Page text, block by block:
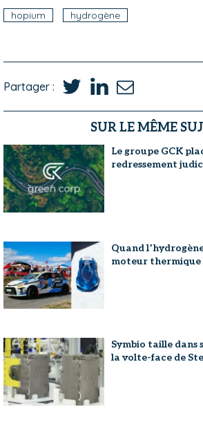
hopium hydrogène
Partager :
SUR LE MÊME
Le groupe GCK
redressement
Quand
moteur thermique
Symbio taille dans
la volte-face de